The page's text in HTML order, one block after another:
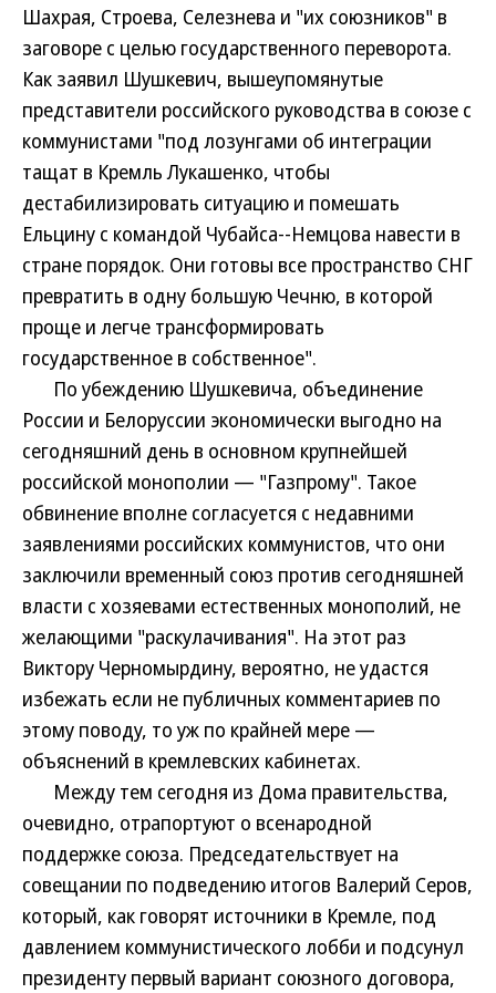
Шахрая, Строева, Селезнева и "их союзников" в
заговоре с целью государственного переворота.
Как заявил Шушкевич, вышеупомянутые
представители российского руководства в союзе с
коммунистами "под лозунгами об интеграции
тащат в Кремль Лукашенко, чтобы
дестабилизировать ситуацию и помешать
Ельцину с командой Чубайса--Немцова навести в
стране порядок. Они готовы все пространство СНГ
превратить в одну большую Чечню, в которой
проще и легче трансформировать
государственное в собственное".
По убеждению Шушкевича, объединение
России и Белоруссии экономически выгодно на
сегодняшний день в основном крупнейшей
российской монополии — "Газпрому". Такое
обвинение вполне согласуется с недавними
заявлениями российских коммунистов, что они
заключили временный союз против сегодняшней
власти с хозяевами естественных монополий, не
желающими "раскулачивания". На этот раз
Виктору Черномырдину, вероятно, не удастся
избежать если не публичных комментариев по
этому поводу, то уж по крайней мере —
объяснений в кремлевских кабинетах.
Между тем сегодня из Дома правительства,
очевидно, отрапортуют о всенародной
поддержке союза. Председательствует на
совещании по подведению итогов Валерий Серов,
который, как говорят источники в Кремле, под
давлением коммунистического лобби и подсунул
президенту первый вариант союзного договора,